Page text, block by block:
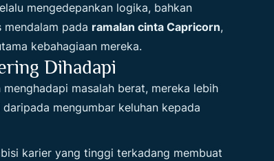
mengedepankan logika, bahkan
mendalam pada ramalan cinta Capricorn,
kebahagiaan mereka.
Dihadapi
menghadapi masalah berat, mereka lebih
mengumbar keluhan kepada
karier yang tinggi terkadang membuat